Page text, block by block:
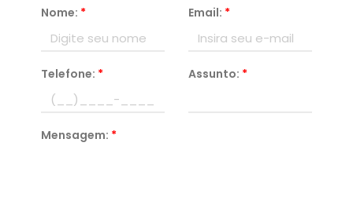
Nome: * Email: *
Telefone: * Assunto: *
Mensagem: *